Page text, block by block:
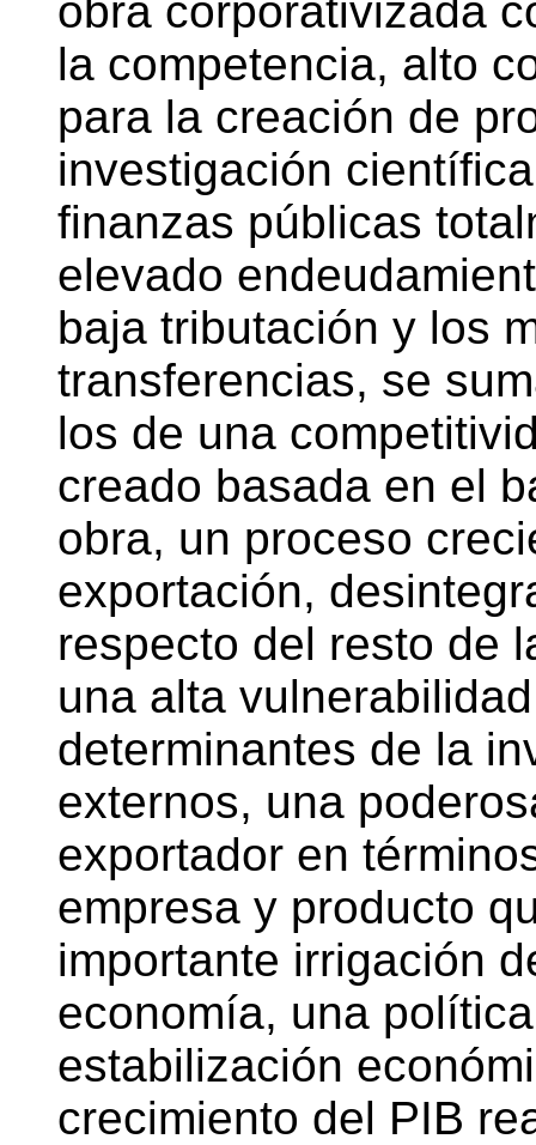
obra corporativizada
la competencia, alto
para la creación de
investigación
finanzas públicas
elevado
baja tributación y los
transferencias, se
los de una
creado basada en el
obra, un proceso
exportación,
respecto del resto de
una alta
determinantes de la
externos, una
exportador en
empresa y producto
importante irrigación
economía, una
estabilización
crecimiento del PIB